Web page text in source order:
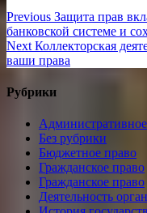
Навигация
по
записям
Previous Previous
post:
Защита прав
банковской системе и
Next Next
post:
Коллекторская
ваши права
Рубрики
Без рубрики
Бюджетное право
Гражданское право
Гражданское право
Деятельность